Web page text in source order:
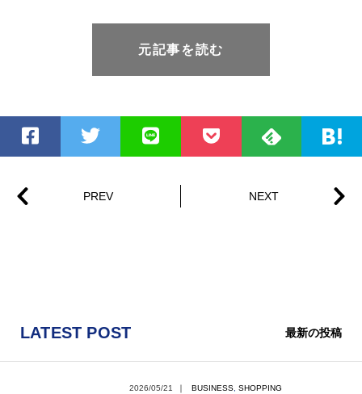
元記事を読む
LATEST POST 最新の投稿
2026/05/21 ｜ BUSINESS SHOPPING